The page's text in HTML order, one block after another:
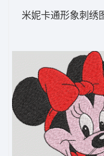
米妮卡通形象刺绣